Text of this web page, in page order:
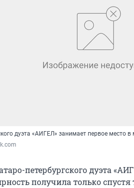
дуэта «АИГЕЛ» занимает первое место
петербургского дуэта
получила только спустя